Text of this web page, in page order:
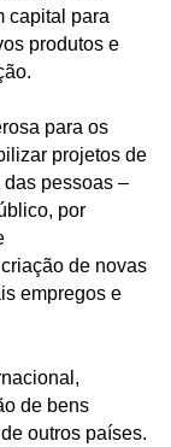
capital para
produtos e
para os
projetos de
pessoas –
por
de novas
empregos e
de bens
outros países.